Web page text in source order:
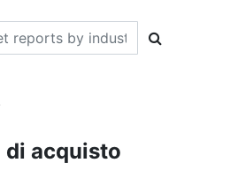
di acquisto